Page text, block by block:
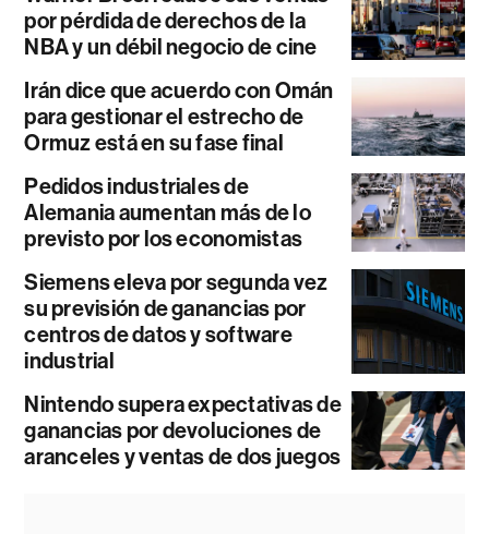
por pérdida de derechos de la
NBA y un débil negocio de cine
Irán dice que acuerdo con Omán
para gestionar el estrecho de
Ormuz está en su fase final
Pedidos industriales de
Alemania aumentan más de lo
previsto por los economistas
Siemens eleva por segunda vez
su previsión de ganancias por
centros de datos y software
industrial
Nintendo supera expectativas de
ganancias por devoluciones de
aranceles y ventas de dos juegos